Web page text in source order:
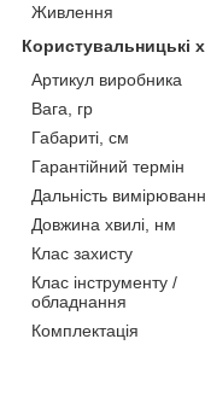
Живлення
Користувальницькі
Артикул виробника
Вага, гр
Габариті, см
Гарантійний термін
Дальність
Довжина хвилі, нм
Клас захисту
Клас інструменту /
обладнання
Комплектація